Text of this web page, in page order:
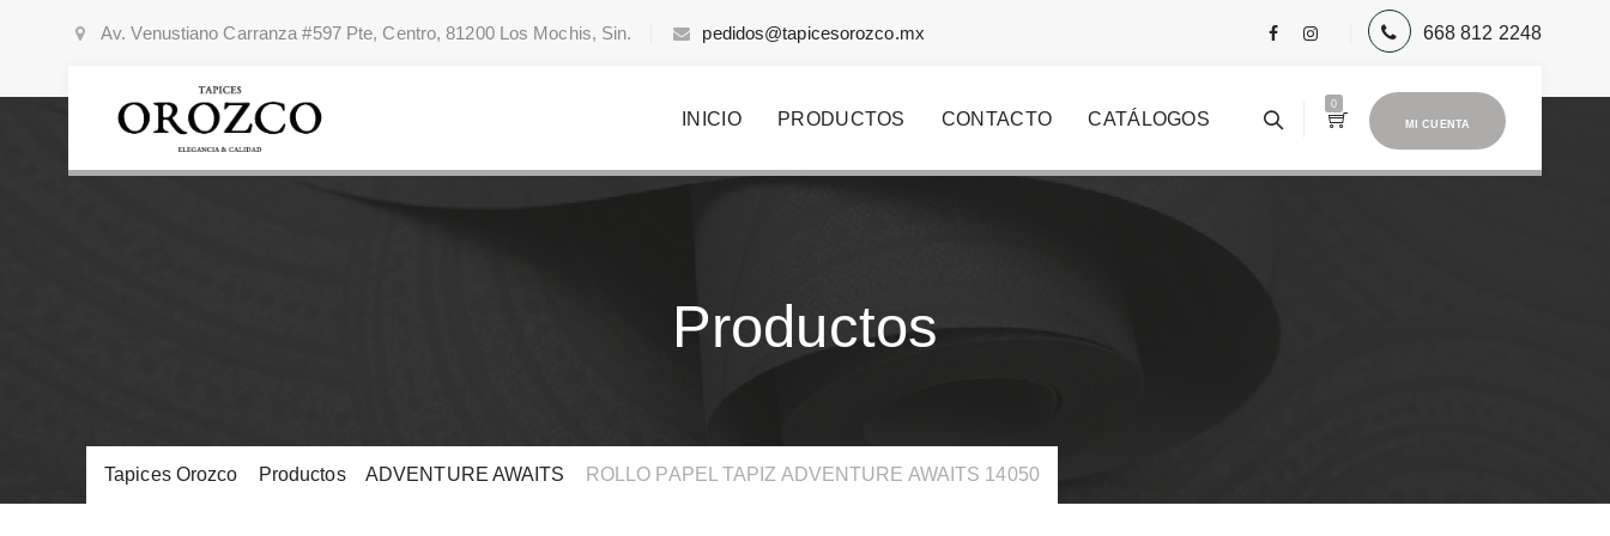
Av. Venustiano Carranza #597 Pte, Centro, 81200 Los Mochis, Sin. pedidos@tapicesorozco.mx 668 812 2248
MI CUENTA
0
INICIO PRODUCTOS CONTACTO CATÁLOGOS
Productos
Tapices Orozco Productos> ADVENTURE AWAITS ROLLO PAPEL TAPIZ ADVENTURE AWAITS 14050